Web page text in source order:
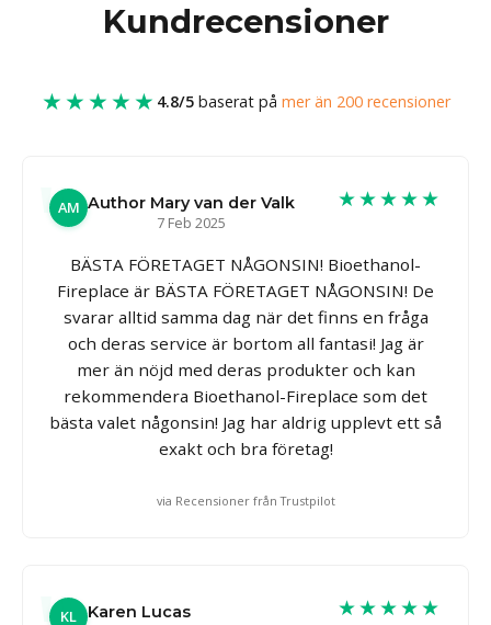
Kundrecensioner
★★★★★ 4.8/5baserat på mer än 200 recensioner
AM Author Mary van der Valk
7 Feb 2025
★★★★★
BÄSTA FÖRETAGET NÅGONSIN! Bioethanol-
Fireplace är BÄSTA FÖRETAGET NÅGONSIN! De
svarar alltid samma dag när det finns en fråga
och deras service är bortom all fantasi! Jag är
mer än nöjd med deras produkter och kan
rekommendera Bioethanol-Fireplace som det
bästa valet någonsin! Jag har aldrig upplevt ett så
exakt och bra företag!
via Recensioner från Trustpilot
KL
Karen Lucas
★★★★★